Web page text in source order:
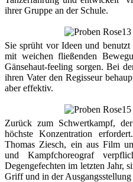
ihrer Gruppe an der Schule.
Sie sprüht vor Ideen und
mit weichen fließenden
Gänsehaut-feeling sorgen. Bei
ihren Vater den Regisseur
aber effektiv.
Zurück zum Schwertkampf,
höchste Konzentration
Thomas Ziesch, ein aus Film
und Kampfchoreograf
Degengefechten im letzten Jahr,
Griff und in der Ausgangsstellung